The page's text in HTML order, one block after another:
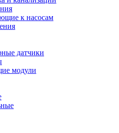
к насосам
датчики
модули